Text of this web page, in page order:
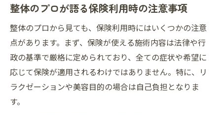
整体のプロが語る保険利用時の注意事項
整体のプロから見ても、保険利用時にはいくつかの注意
点があります。まず、保険が使える施術内容は法律や行
政の基準で厳格に定められており、全ての症状や希望に
応じて保険が適用されるわけではありません。特に、リ
ラクゼーションや美容目的の場合は自己負担となりま
す。